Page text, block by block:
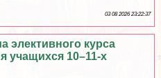
03 08 2026 23:22:37
элективного курса
учащихся 10–11-х